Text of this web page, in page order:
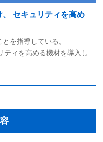
セキュリティを高め
を指導している。
ティを高める機材を導入し